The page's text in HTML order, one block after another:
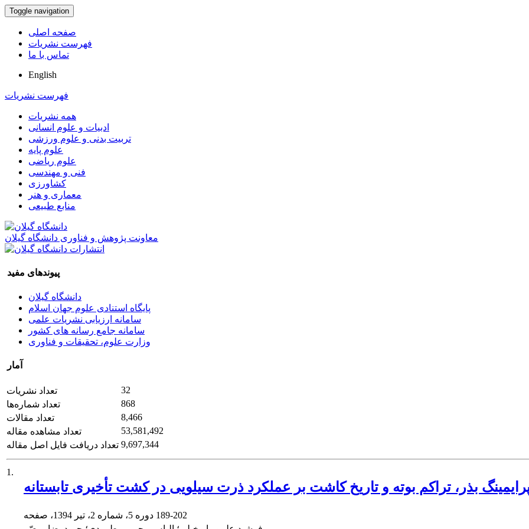
Toggle navigation
صفحه اصلی
فهرست نشریات
تماس با ما
English
فهرست نشریات
همه نشریات
ادبیات و علوم انسانی
تربیت بدنی و علوم ورزشی
علوم پایه
علوم ریاضی
فنی و مهندسی
کشاورزی
معماری و هنر
منابع طبیعی
معاونت پژوهش و فناوری دانشگاه گیلان
پیوندهای مفید
دانشگاه گیلان
پایگاه استنادی علوم جهان اسلام
سامانه ارزیابی نشریات علمی
سامانه جامع رسانه های کشور
وزارت علوم، تحقیقات و فناوری
آمار
تعداد نشریات
32
تعداد شماره‌ها
868
تعداد مقالات
8,466
تعداد مشاهده مقاله
53,581,492
تعداد دریافت فایل اصل مقاله 9,697,344
1.
بذر، تراکم بوته و تاریخ کاشت بر عملکرد ذرت سیلویی در کشت تأخیری تابستانه
189-202